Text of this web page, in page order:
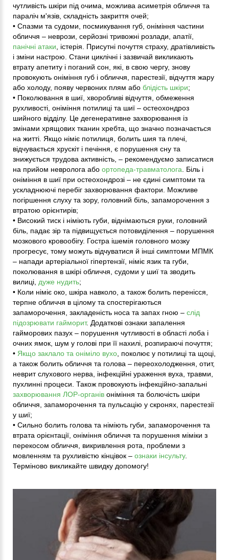
чутливість шкіри під очима, можлива асиметрія обличчя та
параліч м'язів, складність закриття очей;
• Спазми та судоми, посмикування губ, оніміння частини
обличчя – неврози, серйозні тривожні розлади, апатії,
панічні атаки , істерія. Присутні почуття страху, дратівливість
і зміни настрою. Стани циклічні і зазвичай викликають
втрату апетиту і поганий сон, які, в свою чергу, знову
провокують оніміння губ і обличчя, парестезії, відчуття жару
або холоду, появу червоних плям або блідість шкіри;
• Поколювання в шиї, хворобливі відчуття, обмеження
рухливості, оніміння потилиці та шиї – остеохондроз
шийного відділу. Це дегенеративне захворювання із
змінами хрящових тканин хребта, що значно позначається
на житті. Якщо німіє потилиця, болить шия та плечі,
відчувається хрускіт і печіння, є порушення сну та
знижується трудова активність, – рекомендуємо записатися
на прийом невролога або ортопеда-травматолога . Біль і
оніміння в шиї при остеохондрозі – не єдині симптоми та
ускладнюючі перебіг захворювання фактори. Можливе
погіршення слуху та зору, головний біль, запаморочення з
втратою орієнтирів;
• Високий тиск і німіють губи, віднімаються руки, головний
біль, падає зір та підвищується потовиділення – порушення
мозкового кровообігу. Гостра ішемія головного мозку
прогресує, тому можуть відчуватися й інші симптоми МПМК
– напади артеріальної гіпертензії, німіє язик та губи,
поколювання в шкірі обличчя, судоми у шиї та зводить
вилиці, дуже нудить;
• Коли німіє око, шкіра навколо, а також болить перенісся,
терпне обличчя в цілому та спостерігаються
запаморочення, закладеність носа та запах гною – слід
підозрювати гайморит. Додаткові ознаки запалення
гайморових пазух – порушення чутливості в області лоба і
очних ямок, шум у голові при її нахилі, розпираючі почуття;
• Якщо заклало та оніміло вухо , поколює у потилиці та щоці,
а також болить обличчя та голова – переохолодження, отит,
неврит слухового нерва, інфекційні ураження вуха, травми,
пухлинні процеси. Також провокують інфекційно-запальні
захворювання ЛОР-органів оніміння та болючість шкіри
обличчя, запаморочення та пульсацію у скронях, парестезії
у шиї;
• Сильно болить голова та німіють губи, запаморочення та
втрата орієнтації, оніміння обличчя та порушення міміки з
перекосом обличчя, викривлення рота, проблеми з
мовленням та рухливістю кінцівок – ознаки інсульту.
Терміново викликайте швидку допомогу!